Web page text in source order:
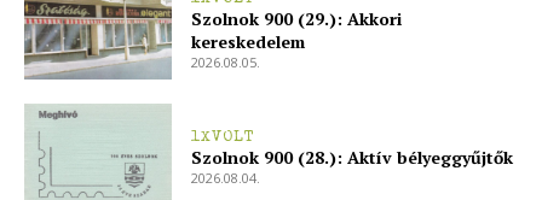
Szolnok 900 (29.): Akkori
kereskedelem
2026.08.05.
1XVOLT
Szolnok 900 (28.): Aktív bélyeggyűjtők
2026.08.04.